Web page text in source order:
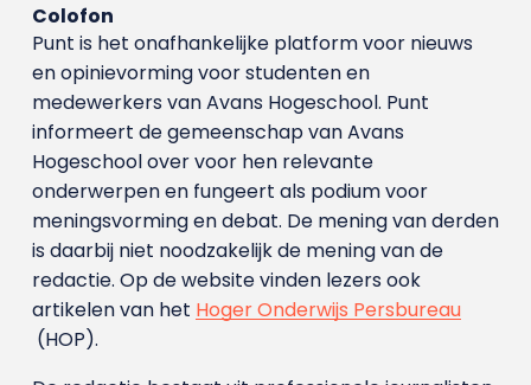
Colofon
Punt is het onafhankelijke platform voor nieuws
en opinievorming voor studenten en
medewerkers van Avans Hoge­school. Punt
informeert de gemeenschap van Avans
Hogeschool over voor hen relevante
onderwerpen en fungeert als podium voor
meningsvorming en debat. De mening van derden
is daarbij niet noodzakelijk de mening van de
redactie. Op de website vinden lezers ook
artikelen van het Hoger Onderwijs Persbureau
(HOP).